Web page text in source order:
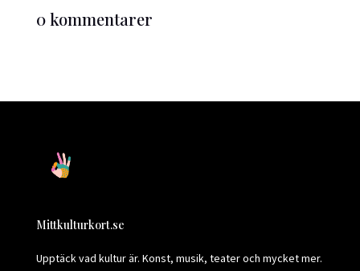
0 kommentarer
Mittkulturkort.se
Upptäck vad kultur är. Konst, musik, teater och mycket mer.